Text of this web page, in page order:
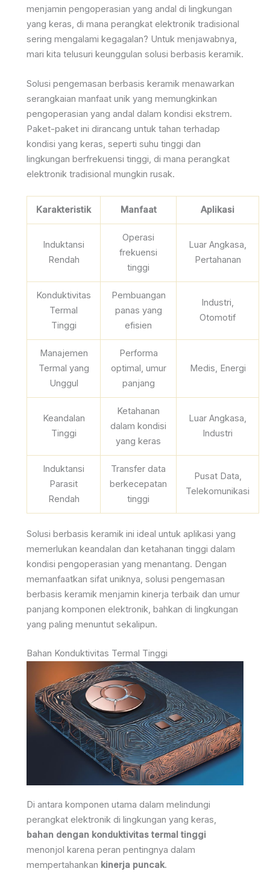
menjamin pengoperasian yang andal di lingkungan
yang keras, di mana perangkat elektronik tradisional
sering mengalami kegagalan? Untuk menjawabnya,
mari kita telusuri keunggulan solusi berbasis keramik.
Solusi pengemasan berbasis keramik menawarkan
serangkaian manfaat unik yang memungkinkan
pengoperasian yang andal dalam kondisi ekstrem.
Paket-paket ini dirancang untuk tahan terhadap
kondisi yang keras, seperti suhu tinggi dan
lingkungan berfrekuensi tinggi, di mana perangkat
elektronik tradisional mungkin rusak.
Karakteristik Manfaat Aplikasi
Induktansi
Rendah
Operasi
frekuensi
tinggi
Luar Angkasa,
Pertahanan
Konduktivitas
Termal
Tinggi
Pembuangan
panas yang
efisien
Industri,
Otomotif
Manajemen
Termal yang
Unggul
Performa
optimal, umur
panjang
Medis, Energi
Keandalan
Tinggi
Ketahanan
dalam kondisi
yang keras
Luar Angkasa,
Industri
Induktansi
Parasit
Rendah
Transfer data
berkecepatan
tinggi
Pusat Data,
Telekomunikasi
Solusi berbasis keramik ini ideal untuk aplikasi yang
memerlukan keandalan dan ketahanan tinggi dalam
kondisi pengoperasian yang menantang. Dengan
memanfaatkan sifat uniknya, solusi pengemasan
berbasis keramik menjamin kinerja terbaik dan umur
panjang komponen elektronik, bahkan di lingkungan
yang paling menuntut sekalipun.
Bahan Konduktivitas Termal Tinggi
Di antara komponen utama dalam melindungi
perangkat elektronik di lingkungan yang keras,
bahan dengan konduktivitas termal tinggi
menonjol karena peran pentingnya dalam
mempertahankan kinerja puncak.